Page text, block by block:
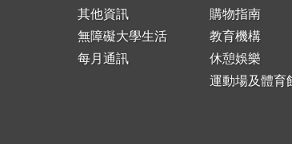
其他資訊
無障礙大學生活
每月通訊
購物指南
教育機構
休憩娛樂
運動場及體育